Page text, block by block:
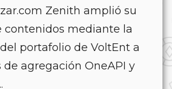
Zenith amplió su
contenidos mediante la
portafolio de VoltEnt a
de agregación OneAPI y